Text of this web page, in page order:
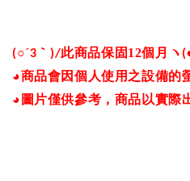
(○´3 ｀)/此商品保固12個月ヽ
◕商品會因個人使用之設備的
◕ 圖片僅供參考，商品以實際